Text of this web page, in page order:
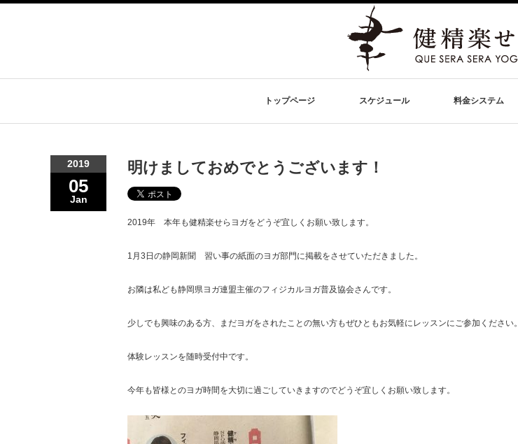
トップページ スケジュール 料金システム
2019
05
Jan
明けましておめでとうございます！
2019年 本年も健精楽せらヨガをどうぞ宜しくお願い致します。
1月3日の静岡新聞 習い事の紙面のヨガ部門に掲載をさせていただきました。
お隣は私ども静岡県ヨガ連盟主催のフィジカルヨガ普及協会さんです。
少しでも興味のある方、まだヨガをされたことの無い方もぜひともお気軽にレッスンにご参加ください。
体験レッスンを随時受付中です。
今年も皆様とのヨガ時間を大切に過ごしていきますのでどうぞ宜しくお願い致します。